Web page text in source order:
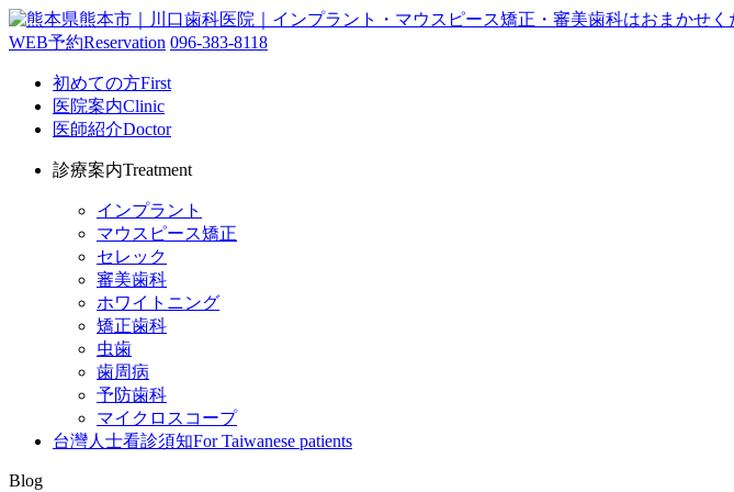
WEB予約Reservation 096-383-8118
初めての方First
医院案内Clinic
医師紹介Doctor
診療案内Treatment
インプラント
マウスピース矯正
セレック
審美歯科
ホワイトニング
矯正歯科
虫歯
歯周病
予防歯科
マイクロスコープ
台灣人士看診須知For Taiwanese patients
Blog